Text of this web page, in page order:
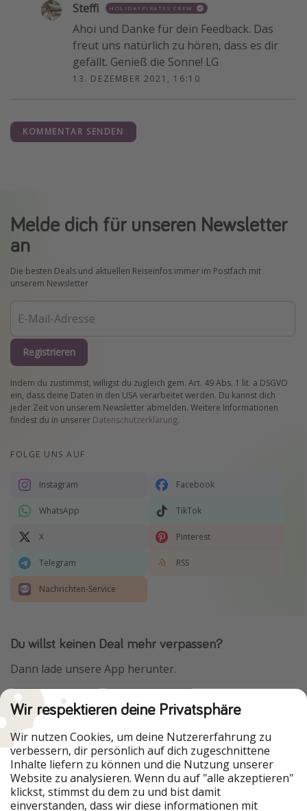
Steffi HOLIDAYPIRATES CREW
Ahoi und Danke für dein Feedback. Das
freut uns natürlich zu hören, dass es dir
gefällt. Genieß die Sonne! LG
13. DEZEMBER 2021, 16:10
KOMMENTAR SENDEN
Melde dich für unseren Newsletter
an
Die besten Deals und aktuellen Reiseinfos immer im Postfach mit
unserem Newsletter
Registrieren
Indem du zustimmst, willigst du zugleich gem. Art. 49 Abs. 1 lit. a DSGVO
ein, dass deine Daten in den USA verarbeitet werden. Du kannst dich
jeder Zeit von unserem Newsletter abmelden. Weitere Informationen
findest du in unserer Datenschutzerklärung.
FOLGE UNS AUF
Instagram Facebook
WhatsApp TikTok
X Pinterest
Telegram RSS
Nachrichten-Service
Du willst keinen Deal mehr verpassen?
Dann lade unsere App herunter.
Urlaubspiraten ist Teil der HolidayPirates Group
Unsere Märkte
PiratinViaggio
HolidayPirates
VakantiePiraten
WakacyjniPiraci
VoyagesPirates
Ferienpiraten
Wir respektieren deine Privatsphäre
Wir nutzen Cookies, um deine Nutzererfahrung zu
verbessern, dir persönlich auf dich zugeschnittene
Inhalte liefern zu können und die Nutzung unserer
Website zu analysieren. Wenn du auf "alle akzeptieren"
klickst, stimmst du dem zu und bist damit
einverstanden, dass wir diese informationen mit